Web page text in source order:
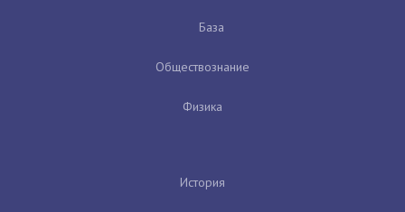
База
Обществознание
Физика
История